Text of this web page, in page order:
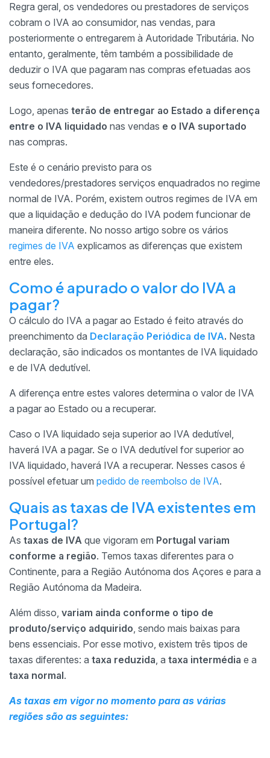
Regra geral, os vendedores ou prestadores de serviços
cobram o IVA ao consumidor, nas vendas, para
posteriormente o entregarem à Autoridade Tributária. No
entanto, geralmente, têm também a possibilidade de
deduzir o IVA que pagaram nas compras efetuadas aos
seus fornecedores.
Logo, apenas terão de entregar ao Estado a diferença
entre o IVA liquidado nas vendas e o IVA suportado
nas compras.
Este é o cenário previsto para os
vendedores/prestadores serviços enquadrados no regime
normal de IVA. Porém, existem outros regimes de IVA em
que a liquidação e dedução do IVA podem funcionar de
maneira diferente. No nosso artigo sobre os vários
regimes de IVA explicamos as diferenças que existem
entre eles.
Como é apurado o valor do IVA a
pagar?
O cálculo do IVA a pagar ao Estado é feito através do
preenchimento da Declaração Periódica de IVA. Nesta
declaração, são indicados os montantes de IVA liquidado
e de IVA dedutível.
A diferença entre estes valores determina o valor de IVA
a pagar ao Estado ou a recuperar.
Caso o IVA liquidado seja superior ao IVA dedutível,
haverá IVA a pagar. Se o IVA dedutível for superior ao
IVA liquidado, haverá IVA a recuperar. Nesses casos é
possível efetuar um pedido de reembolso de IVA.
Quais as taxas de IVA existentes em
Portugal?
As taxas de IVA que vigoram em Portugal variam
conforme a região. Temos taxas diferentes para o
Continente, para a Região Autónoma dos Açores e para a
Região Autónoma da Madeira.
Além disso, variam ainda conforme o tipo de
produto/serviço adquirido, sendo mais baixas para
bens essenciais. Por esse motivo, existem três tipos de
taxas diferentes: a taxa reduzida, a taxa intermédia e a
taxa normal.
As taxas em vigor no momento para as várias
regiões são as seguintes: